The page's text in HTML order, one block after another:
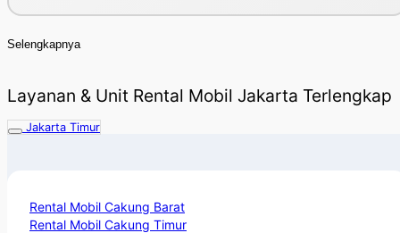
Selengkapnya
Layanan & Unit Rental Mobil Jakarta Terlengkap
Jakarta Timur
Rental Mobil Cakung Barat
Rental Mobil Cakung Timur